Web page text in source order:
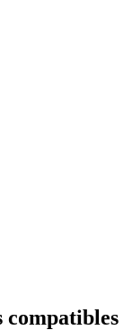
compatibles